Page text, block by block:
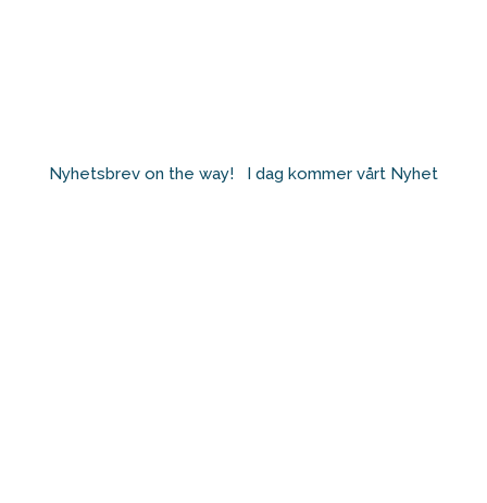
Nyhetsbrev on the way! ⁠ ⁠ I dag kommer vårt Nyhet